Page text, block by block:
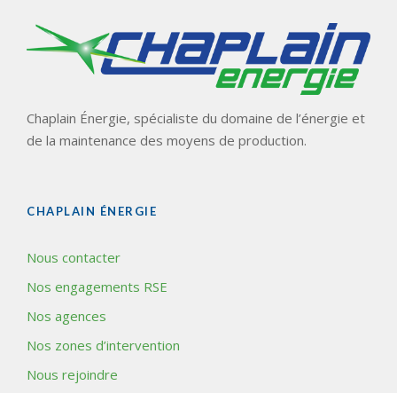
Chaplain Énergie, spécialiste du domaine de l’énergie et
de la maintenance des moyens de production.
CHAPLAIN ÉNERGIE
Nous contacter
Nos engagements RSE
Nos agences
Nos zones d’intervention
Nous rejoindre